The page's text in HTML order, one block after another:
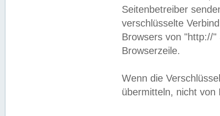
Seitenbetreiber
verschlüsselte
Browsers von "http://
Browserzeile.
Wenn die
übermitteln, nicht von